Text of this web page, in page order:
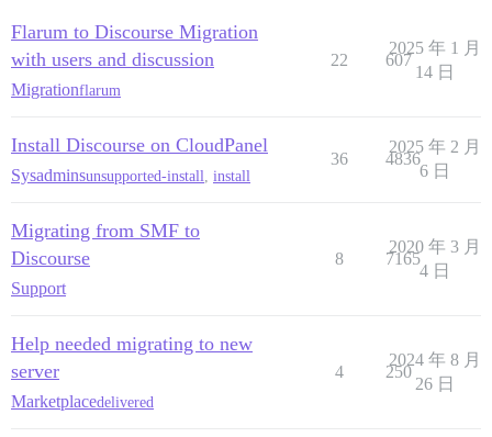
Flarum to Discourse Migration
with users and discussion
Migrationflarum
22 607
2025 年 1 月
14 日
Install Discourse on CloudPanel
Sysadminsunsupported-install install
36 4836
2025 年 2 月
6 日
Migrating from SMF to
Discourse
Support
8 7165
2020 年 3 月
4 日
Help needed migrating to new
server
Marketplacedelivered
4 250
2024 年 8 月
26 日